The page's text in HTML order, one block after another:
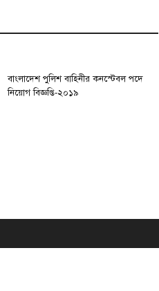
বাংলাদেশ পুলিশ বাহিনীর কনস্টেবল পদে
নিয়োগ বিজ্ঞপ্তি-২০১৯